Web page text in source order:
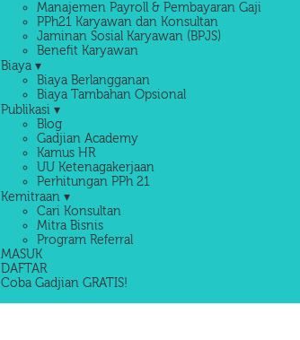
Manajemen Payroll & Pembayaran Gaji
PPh21 Karyawan dan Konsultan
Jaminan Sosial Karyawan (BPJS)
Benefit Karyawan
Biaya ▾
Biaya Berlangganan
Biaya Tambahan Opsional
Publikasi ▾
Blog
Gadjian Academy
Kamus HR
UU Ketenagakerjaan
Perhitungan PPh 21
Kemitraan ▾
Cari Konsultan
Mitra Bisnis
Program Referral
MASUK
DAFTAR
Coba Gadjian GRATIS!